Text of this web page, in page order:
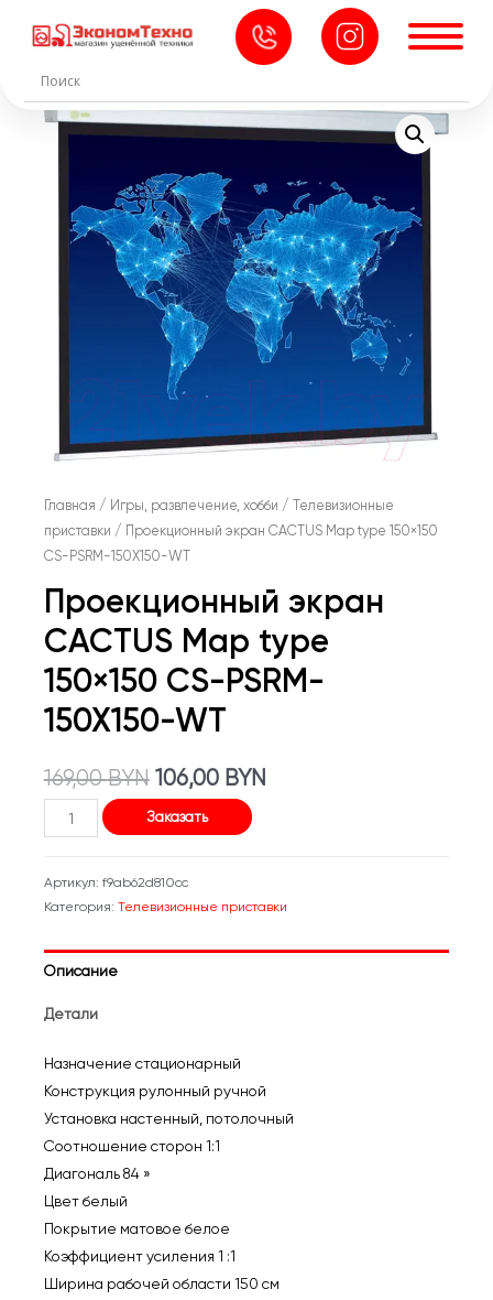
Главная / Игры, развлечение, хобби / Телевизионные
приставки / Проекционный экран CACTUS Map type 150×150
CS-PSRM-150X150-WT
Проекционный экран
CACTUS Map type
150×150 CS-PSRM-
150X150-WT
169,00BYN Первоначальная
цена
169,00 BYN.
106,00 BYNТекущая
Количество
товара
экран
Map
type
150x150
PSRM-
150X150-
WT
Заказать
Артикул: f9ab62d810cc
Категория: Телевизионные приставки
Описание
Детали
Назначение стационарный
Конструкция рулонный ручной
Установка настенный, потолочный
Соотношение сторон 1:1
Диагональ 84 »
Цвет белый
Покрытие матовое белое
Коэффициент усиления 1 :1
Ширина рабочей области 150 см